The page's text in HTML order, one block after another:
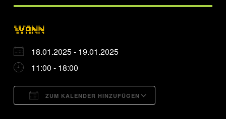
WANN
18.01.2025 - 19.01.2025
11:00 - 18:00
ZUM KALENDER HINZUFÜGEN